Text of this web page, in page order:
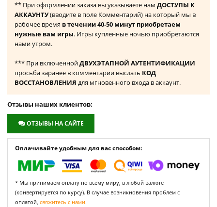
** При оформлении заказа вы указываете нам ДОСТУПЫ К
АККАУНТУ(вводите в поле Комментарий) на который мы в
рабочее время в течении 40-50 минут приобретаем
нужные вам игры. Игры купленные ночью приобретаются
нами утром.
*** При включеннойДВУХЭТАПНОЙ АУТЕНТИФИКАЦИИ
просьба заранее в комментарии выслать КОД
ВОССТАНОВЛЕНИЯ для мгновенного входа в аккаунт.
Отзывы наших клиентов:
ОТЗЫВЫ НА САЙТЕ
Оплачивайте удобным для вас способом:
* Мы принимаем оплату по всему миру, в любой валюте
(конвертируется по курсу). В случае возникновения проблем с
оплатой, свяжитесь с нами.